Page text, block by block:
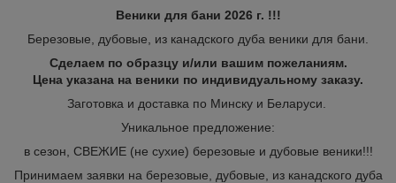
Веники для бани 2026 г. !!!
Березовые, дубовые, из канадского дуба веники для бани.
Сделаем по образцу и/или вашим пожеланиям.
Цена указана на веники по индивидуальному заказу.
Заготовка и доставка по Минску и Беларуси.
Уникальное предложение:
в сезон, СВЕЖИЕ (не сухие) березовые и дубовые веники!!!
Принимаем заявки на березовые, дубовые, из канадского дуба